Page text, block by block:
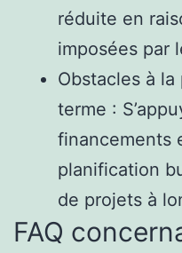
réduite en
imposées par
Obstacles à
terme :
financements
planification
de projets à
FAQ